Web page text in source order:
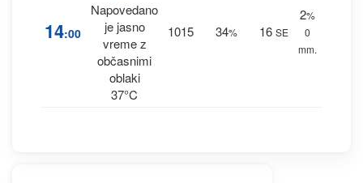
14:00
Napovedano
je jasno
vreme z
občasnimi
oblaki
37°C
1015 34% 16 SE
2%
0
mm.